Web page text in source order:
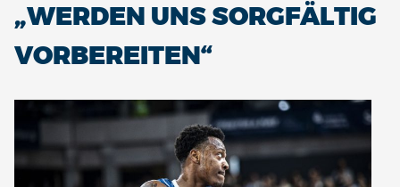
„WERDEN UNS SORGFÄLTIG
VORBEREITEN“